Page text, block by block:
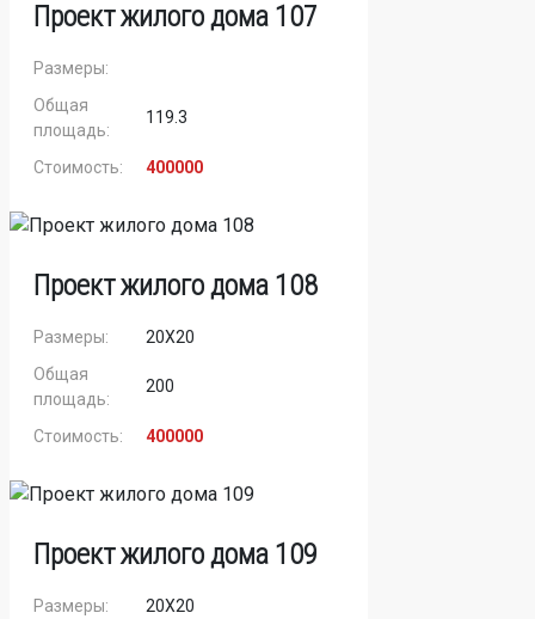
Проект жилого дома 107
Размеры:
Общая
площадь:
119.3
Стоимость: 400000
Проект жилого дома 108
Размеры:
20Х20
Общая
площадь:
200
Стоимость: 400000
Проект жилого дома 109
Размеры:
20Х20